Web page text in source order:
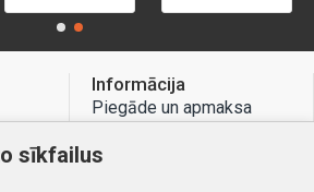
Informācija
Piegāde un apmaksa
Atteikuma tiesības
sīkfailus